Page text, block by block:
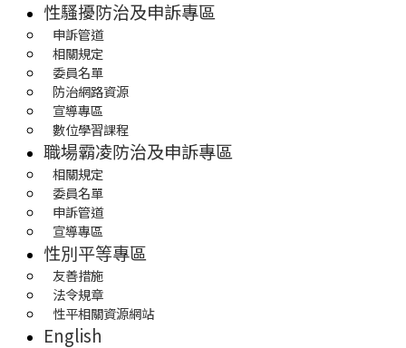
性騷擾防治及申訴專區
申訴管道
相關規定
委員名單
防治網路資源
宣導專區
數位學習課程
職場霸凌防治及申訴專區
相關規定
委員名單
申訴管道
宣導專區
性別平等專區
友善措施
法令規章
性平相關資源網站
English